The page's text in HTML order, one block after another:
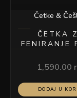
Četke &
ČETKA
FENIRANJE
1,590.00
DODAJ U